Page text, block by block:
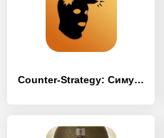
Counter-Strategy: Симулятор CS - [MOD Много денег]